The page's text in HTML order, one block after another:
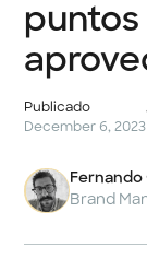
puntos
Publicado
December 6, 2023
Fernando
Brand